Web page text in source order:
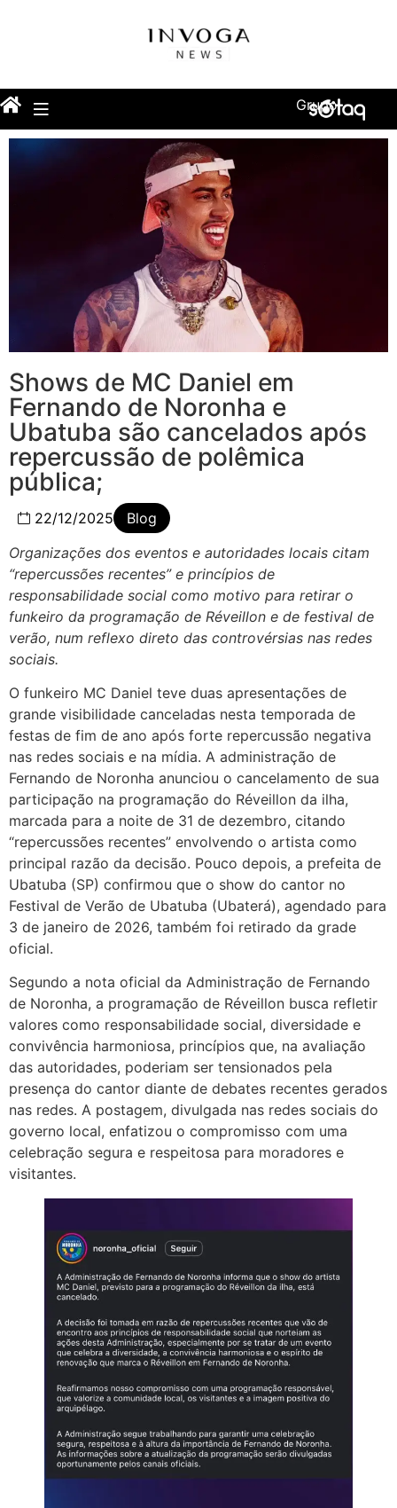
Grupo
Shows de MC Daniel em
Fernando de Noronha e
Ubatuba são cancelados após
repercussão de polêmica
pública;
22/12/2025
Blog
Organizações dos eventos e autoridades locais citam
“repercussões recentes” e princípios de
responsabilidade social como motivo para retirar o
funkeiro da programação de Réveillon e de festival de
verão, num reflexo direto das controvérsias nas redes
sociais.
O funkeiro MC Daniel teve duas apresentações de
grande visibilidade canceladas nesta temporada de
festas de fim de ano após forte repercussão negativa
nas redes sociais e na mídia. A administração de
Fernando de Noronha anunciou o cancelamento de sua
participação na programação do Réveillon da ilha,
marcada para a noite de 31 de dezembro, citando
“repercussões recentes” envolvendo o artista como
principal razão da decisão. Pouco depois, a prefeita de
Ubatuba (SP) confirmou que o show do cantor no
Festival de Verão de Ubatuba (Ubaterá), agendado para
3 de janeiro de 2026, também foi retirado da grade
oficial.
Segundo a nota oficial da Administração de Fernando
de Noronha, a programação de Réveillon busca refletir
valores como responsabilidade social, diversidade e
convivência harmoniosa, princípios que, na avaliação
das autoridades, poderiam ser tensionados pela
presença do cantor diante de debates recentes gerados
nas redes. A postagem, divulgada nas redes sociais do
governo local, enfatizou o compromisso com uma
celebração segura e respeitosa para moradores e
visitantes.